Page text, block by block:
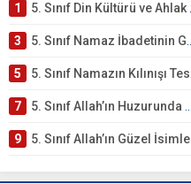
1 5. Sınıf Din Kültürü ve Ahlak Bilgisi 2. Ünite: Namaz İbadeti Çalışmaları
3 5. Sınıf Namaz İbadetinin Getirdiği Faydalar Testi
5 5. Sınıf Namazın Kılınışı Testi – Online Çöz
7 5. Sınıf Allah’ın Huzurunda Olmak – Namaz İbadeti Testi
9 5. Sınıf Allah’ın Güzel İsimleri Testi – Online Çöz